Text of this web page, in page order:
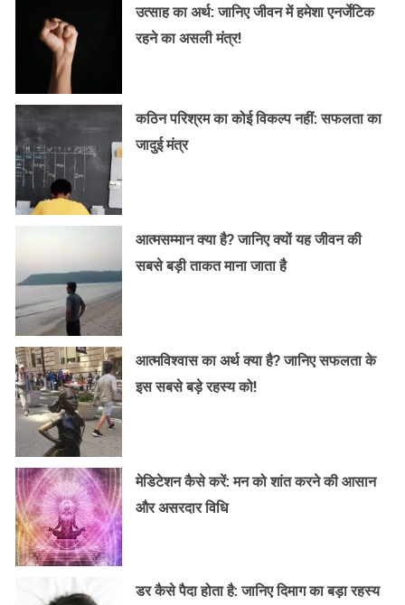
उत्साह का अर्थ: जानिए जीवन में हमेशा एनर्जेटिक
रहने का असली मंत्र!
कठिन परिश्रम का कोई विकल्प नहीं: सफलता का
जादुई मंत्र
आत्मसम्मान क्या है? जानिए क्यों यह जीवन की
सबसे बड़ी ताकत माना जाता है
आत्मविश्वास का अर्थ क्या है? जानिए सफलता के
इस सबसे बड़े रहस्य को!
मेडिटेशन कैसे करें: मन को शांत करने की आसान
और असरदार विधि
डर कैसे पैदा होता है: जानिए दिमाग का बड़ा रहस्य